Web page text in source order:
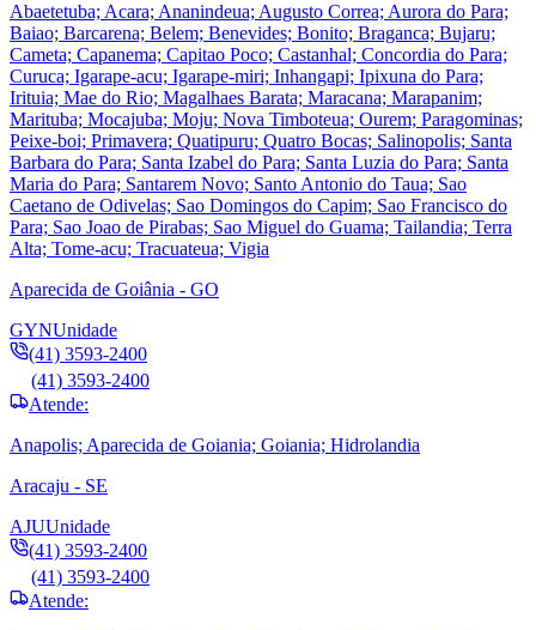
Abaetetuba; Acara; Ananindeua; Augusto Correa; Aurora do Para;
Baiao; Barcarena; Belem; Benevides; Bonito; Braganca; Bujaru;
Cameta; Capanema; Capitao Poco; Castanhal; Concordia do Para;
Curuca; Igarape-acu; Igarape-miri; Inhangapi; Ipixuna do Para;
Irituia; Mae do Rio; Magalhaes Barata; Maracana; Marapanim;
Marituba; Mocajuba; Moju; Nova Timboteua; Ourem; Paragominas;
Peixe-boi; Primavera; Quatipuru; Quatro Bocas; Salinopolis; Santa
Barbara do Para; Santa Izabel do Para; Santa Luzia do Para; Santa
Maria do Para; Santarem Novo; Santo Antonio do Taua; Sao
Caetano de Odivelas; Sao Domingos do Capim; Sao Francisco do
Para; Sao Joao de Pirabas; Sao Miguel do Guama; Tailandia; Terra
Alta; Tome-acu; Tracuateua; Vigia
Aparecida de Goiânia - GO
GYNUnidade
(41) 3593-2400
(41) 3593-2400
Atende:
Anapolis; Aparecida de Goiania; Goiania; Hidrolandia
Aracaju - SE
AJUUnidade
(41) 3593-2400
(41) 3593-2400
Atende: